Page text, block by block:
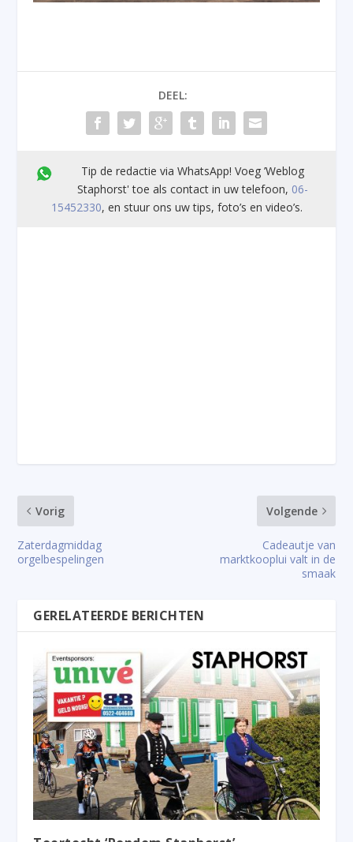
DEEL:
Tip de redactie via WhatsApp! Voeg ’Weblog
Staphorst' toe als contact in uw telefoon, 06-
15452330, en stuur ons uw tips, foto’s en video’s.
Vorig
Zaterdagmiddag
orgelbespelingen
Volgende
Cadeautje van
marktkooplui valt in de
smaak
GERELATEERDE BERICHTEN